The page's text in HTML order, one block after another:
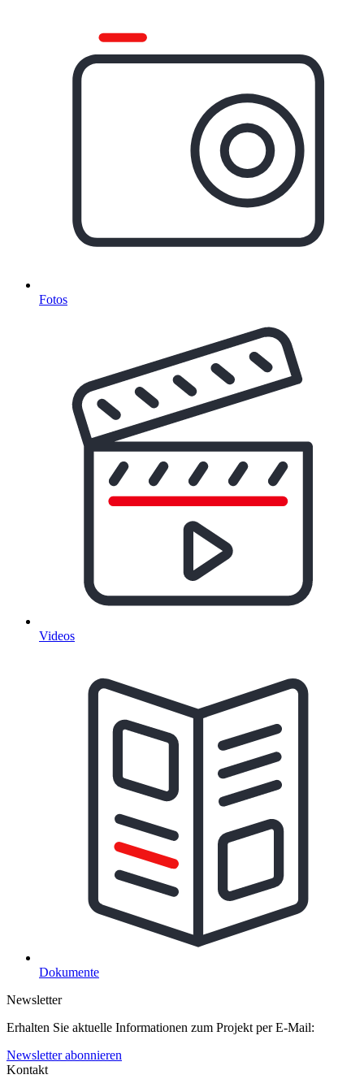
Fotos
Videos
Dokumente
Newsletter
Erhalten Sie aktuelle Informationen zum Projekt per E-Mail:
Newsletter abonnieren
Kontakt